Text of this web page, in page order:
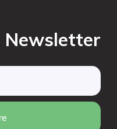
Newsletter